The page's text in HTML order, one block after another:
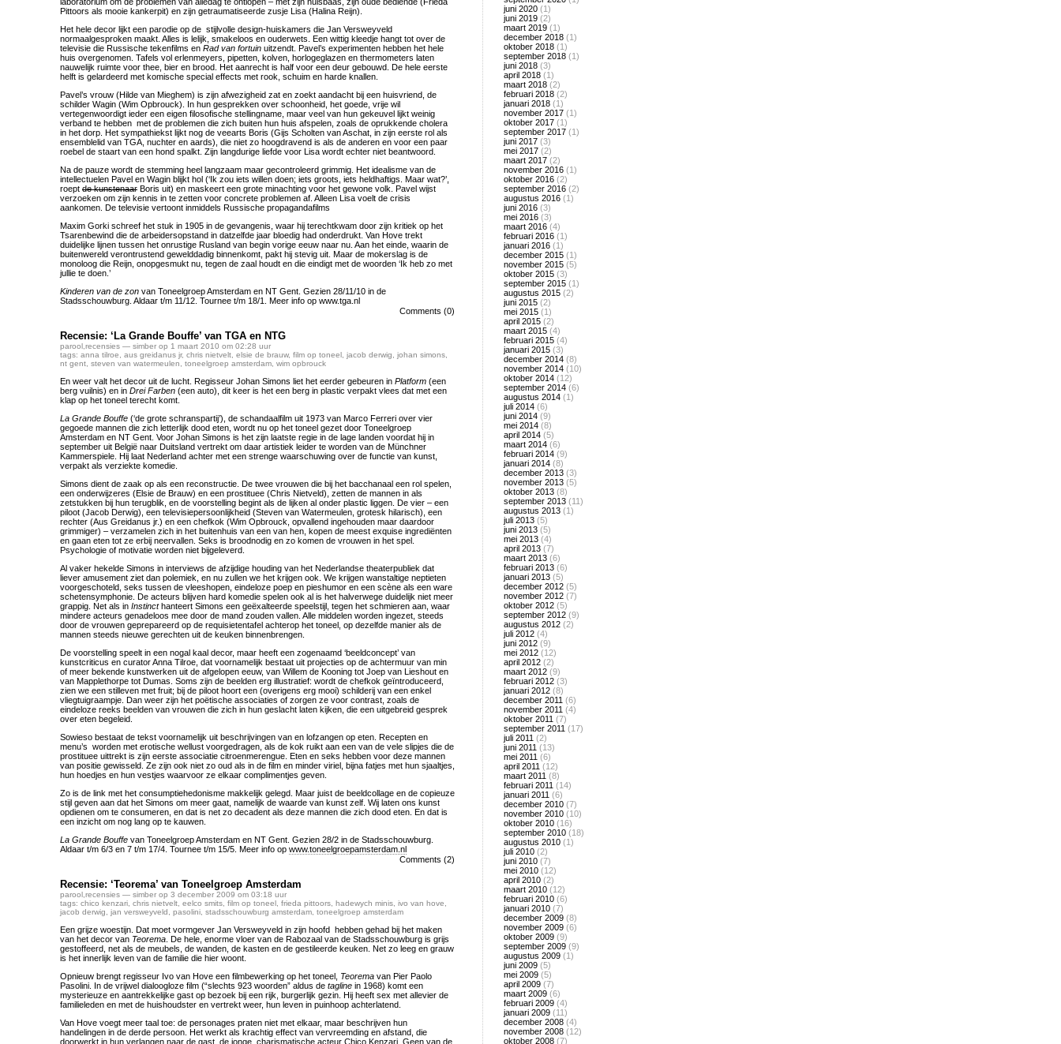
Pittoors als mooie kankerpit) en zijn getraumatiseerde zusje Lisa (Halina Reijn).
Het hele decor lijkt een parodie op de stijlvolle design-huiskamers die Jan Versweyveld
normaalgesproken maakt. Alles is lelijk, smakeloos en ouderwets. Een wittig kleedje hangt tot over de
televisie die Russische tekenfilms en Rad van fortuin uitzendt. Pavel’s experimenten hebben het hele
huis overgenomen. Tafels vol erlenmeyers, pipetten, kolven, horlogeglazen en thermometers laten
nauwelijk ruimte voor thee, bier en brood. Het aanrecht is half voor een deur gebouwd. De hele eerste
helft is gelardeerd met komische special effects met rook, schuim en harde knallen.
Pavel’s vrouw (Hilde van Mieghem) is zijn afwezigheid zat en zoekt aandacht bij een huisvriend, de
schilder Wagin (Wim Opbrouck). In hun gesprekken over schoonheid, het goede, vrije wil
vertegenwoordigt ieder een eigen filosofische stellingname, maar veel van hun gekeuvel lijkt weinig
verband te hebben met de problemen die zich buiten hun huis afspelen, zoals de oprukkende cholera
in het dorp. Het sympathiekst lijkt nog de veearts Boris (Gijs Scholten van Aschat, in zijn eerste rol als
ensemblelid van TGA, nuchter en aards), die niet zo hoogdravend is als de anderen en voor een paar
roebel de staart van een hond spalkt. Zijn langdurige liefde voor Lisa wordt echter niet beantwoord.
Na de pauze wordt de stemming heel langzaam maar gecontroleerd grimmig. Het idealisme van de
intellectuelen Pavel en Wagin blijkt hol (‘Ik zou iets willen doen; iets groots, iets heldhaftigs. Maar wat?’,
roept de kunstenaar Boris uit) en maskeert een grote minachting voor het gewone volk. Pavel wijst
verzoeken om zijn kennis in te zetten voor concrete problemen af. Alleen Lisa voelt de crisis
aankomen. De televisie vertoont inmiddels Russische propagandafilms
Maxim Gorki schreef het stuk in 1905 in de gevangenis, waar hij terechtkwam door zijn kritiek op het
Tsarenbewind die de arbeidersopstand in datzelfde jaar bloedig had onderdrukt. Van Hove trekt
duidelijke lijnen tussen het onrustige Rusland van begin vorige eeuw naar nu. Aan het einde, waarin de
buitenwereld verontrustend gewelddadig binnenkomt, pakt hij stevig uit. Maar de mokerslag is de
monoloog die Reijn, onopgesmukt nu, tegen de zaal houdt en die eindigt met de woorden ‘Ik heb zo met
jullie te doen.’
Kinderen van de zon van Toneelgroep Amsterdam en NT Gent. Gezien 28/11/10 in de
Stadsschouwburg. Aldaar t/m 11/12. Tournee t/m 18/1. Meer info op www.tga.nl
Comments (0)
Recensie: ‘La Grande Bouffe’ van TGA en NTG
parool recensies — simber op 1 maart 2010 om 02:28 uur
tags: anna tilroe aus greidanus jr, chris nietvelt elsie de brauw, film op toneel jacob derwig johan simons
nt gent steven van watermeulen toneelgroep amsterdam wim opbrouck
En weer valt het decor uit de lucht. Regisseur Johan Simons liet het eerder gebeuren in Platform (een
berg vuilnis) en in Drei Farben (een auto), dit keer is het een berg in plastic verpakt vlees dat met een
klap op het toneel terecht komt.
La Grande Bouffe (‘de grote schranspartij’), de schandaalfilm uit 1973 van Marco Ferreri over vier
gegoede mannen die zich letterlijk dood eten, wordt nu op het toneel gezet door Toneelgroep
Amsterdam en NT Gent. Voor Johan Simons is het zijn laatste regie in de lage landen voordat hij in
september uit België naar Duitsland vertrekt om daar artistiek leider te worden van de Münchner
Kammerspiele. Hij laat Nederland achter met een strenge waarschuwing over de functie van kunst,
verpakt als verziekte komedie.
Simons dient de zaak op als een reconstructie. De twee vrouwen die bij het bacchanaal een rol spelen,
een onderwijzeres (Elsie de Brauw) en een prostituee (Chris Nietveld), zetten de mannen in als
zetstukken bij hun terugblik, en de voorstelling begint als de lijken al onder plastic liggen. De vier – een
piloot (Jacob Derwig), een televisiepersoonlijkheid (Steven van Watermeulen, grotesk hilarisch), een
rechter (Aus Greidanus jr.) en een chefkok (Wim Opbrouck, opvallend ingehouden maar daardoor
grimmiger) – verzamelen zich in het buitenhuis van een van hen, kopen de meest exquise ingrediënten
en gaan eten tot ze erbij neervallen. Seks is broodnodig en zo komen de vrouwen in het spel.
Psychologie of motivatie worden niet bijgeleverd.
Al vaker hekelde Simons in interviews de afzijdige houding van het Nederlandse theaterpubliek dat
liever amusement ziet dan polemiek, en nu zullen we het krijgen ook. We krijgen wanstaltige neptieten
voorgeschoteld, seks tussen de vleeshopen, eindeloze poep en pieshumor en een scène als een ware
schetensymphonie. De acteurs blijven hard komedie spelen ook al is het halverwege duidelijk niet meer
grappig. Net als in Instincthanteert Simons een geëxalteerde speelstijl, tegen het schmieren aan, waar
mindere acteurs genadeloos mee door de mand zouden vallen. Alle middelen worden ingezet, steeds
door de vrouwen geprepareerd op de requisietentafel achterop het toneel, op dezelfde manier als de
mannen steeds nieuwe gerechten uit de keuken binnenbrengen.
De voorstelling speelt in een nogal kaal decor, maar heeft een zogenaamd ‘beeldconcept’ van
kunstcriticus en curator Anna Tilroe, dat voornamelijk bestaat uit projecties op de achtermuur van min
of meer bekende kunstwerken uit de afgelopen eeuw, van Willem de Kooning tot Joep van Lieshout en
van Mapplethorpe tot Dumas. Soms zijn de beelden erg illustratief: wordt de chefkok geïntroduceerd,
zien we een stilleven met fruit; bij de piloot hoort een (overigens erg mooi) schilderij van een enkel
vliegtuigraampje. Dan weer zijn het poëtische associaties of zorgen ze voor contrast, zoals de
eindeloze reeks beelden van vrouwen die zich in hun geslacht laten kijken, die een uitgebreid gesprek
over eten begeleid.
Sowieso bestaat de tekst voornamelijk uit beschrijvingen van en lofzangen op eten. Recepten en
menu’s worden met erotische wellust voorgedragen, als de kok ruikt aan een van de vele slipjes die de
prostituee uittrekt is zijn eerste associatie citroenmerengue. Eten en seks hebben voor deze mannen
van positie gewisseld. Ze zijn ook niet zo oud als in de film en minder viriel, bijna fatjes met hun sjaaltjes,
hun hoedjes en hun vestjes waarvoor ze elkaar complimentjes geven.
Zo is de link met het consumptiehedonisme makkelijk gelegd. Maar juist de beeldcollage en de copieuze
stijl geven aan dat het Simons om meer gaat, namelijk de waarde van kunst zelf. Wij laten ons kunst
opdienen om te consumeren, en dat is net zo decadent als deze mannen die zich dood eten. En dat is
een inzicht om nog lang op te kauwen.
La Grande Bouffe van Toneelgroep Amsterdam en NT Gent. Gezien 28/2 in de Stadsschouwburg.
Aldaar t/m 6/3 en 7 t/m 17/4. Tournee t/m 15/5. Meer info op www.toneelgroepamsterdam.nl
Comments (2)
Recensie: ‘Teorema’ van Toneelgroep Amsterdam
parool recensies — simber op 3 december 2009 om 03:18 uur
tags: chico kenzari chris nietvelt eelco smits film op toneel frieda pittoors hadewych minis ivo van hove
jacob derwig
jan versweyveld pasolini stadsschouwburg amsterdam toneelgroep amsterdam
Een grijze woestijn. Dat moet vormgever Jan Versweyveld in zijn hoofd hebben gehad bij het maken
van het decor van Teorema . De hele, enorme vloer van de Rabozaal van de Stadsschouwburg is grijs
gestoffeerd, net als de meubels, de wanden, de kasten en de gestileerde keuken. Net zo leeg en grauw
is het innerlijk leven van de familie die hier woont.
Opnieuw brengt regisseur Ivo van Hove een filmbewerking op het toneel, Teorema van Pier Paolo
Pasolini. In de vrijwel dialoogloze film (“slechts 923 woorden” aldus de tagline in 1968) komt een
mysterieuze en aantrekkelijke gast op bezoek bij een rijk, burgerlijk gezin. Hij heeft sex met allevier de
familieleden en met de huishoudster en vertrekt weer, hun leven in puinhoop achterlatend.
Van Hove voegt meer taal toe: de personages praten niet met elkaar, maar beschrijven hun
handelingen in de derde persoon. Het werkt als krachtig effect van vervreemding en afstand, die
doorwerkt in hun verlangen naar de gast, de jonge, charismatische acteur Chico Kenzari. Geen van de
juni 2020 (1)
juni 2019 (2)
maart 2019 (1)
december 2018 (1)
oktober 2018 (1)
september 2018 (1)
juni 2018 (3)
april 2018 (1)
maart 2018 (2)
februari 2018 (2)
januari 2018 (1)
november 2017 (1)
oktober 2017 (1)
september 2017 (1)
juni 2017 (3)
mei 2017 (2)
maart 2017 (2)
november 2016 (1)
oktober 2016 (2)
september 2016 (2)
augustus 2016 (1)
juni 2016 (3)
mei 2016 (3)
maart 2016 (4)
februari 2016 (1)
januari 2016 (1)
december 2015 (1)
november 2015 (5)
oktober 2015 (3)
september 2015 (1)
augustus 2015 (2)
juni 2015 (2)
mei 2015 (1)
april 2015 (2)
maart 2015 (4)
februari 2015 (4)
januari 2015 (3)
december 2014 (8)
november 2014 (10)
oktober 2014 (12)
september 2014 (6)
augustus 2014 (1)
juli 2014 (6)
juni 2014 (9)
mei 2014 (8)
april 2014 (5)
maart 2014 (6)
februari 2014 (9)
januari 2014 (8)
december 2013 (3)
november 2013 (5)
oktober 2013 (8)
september 2013 (11)
augustus 2013 (1)
juli 2013 (5)
juni 2013 (5)
mei 2013 (4)
april 2013 (7)
maart 2013 (6)
februari 2013 (6)
januari 2013 (5)
december 2012 (5)
november 2012 (7)
oktober 2012 (5)
september 2012 (9)
augustus 2012 (2)
juli 2012 (4)
juni 2012 (9)
mei 2012 (12)
april 2012 (2)
maart 2012 (9)
februari 2012 (3)
januari 2012 (8)
december 2011 (6)
november 2011 (4)
oktober 2011 (7)
september 2011 (17)
juli 2011 (2)
juni 2011 (13)
mei 2011 (6)
april 2011 (12)
maart 2011 (8)
februari 2011 (14)
januari 2011 (6)
december 2010 (7)
november 2010 (10)
oktober 2010 (16)
september 2010 (18)
augustus 2010 (1)
juli 2010 (2)
juni 2010 (7)
mei 2010 (12)
april 2010 (2)
maart 2010 (12)
februari 2010 (6)
januari 2010 (7)
december 2009 (8)
november 2009 (6)
oktober 2009 (9)
september 2009 (9)
augustus 2009 (1)
juni 2009 (5)
mei 2009 (5)
april 2009 (7)
maart 2009 (6)
februari 2009 (4)
januari 2009 (11)
december 2008 (4)
november 2008 (12)
oktober 2008 (7)